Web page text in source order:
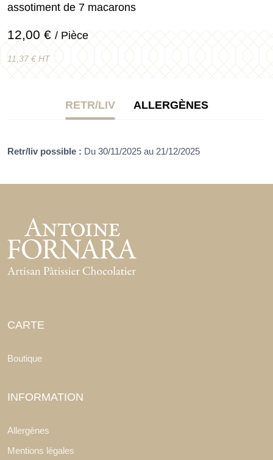
assotiment de 7 macarons
12,00 € / Pièce
11,37 € HT
RETR/LIV ALLERGÈNES
Retr/liv possible : Du 30/11/2025 au 21/12/2025
CARTE
Boutique
INFORMATION
Allergènes
Mentions légales